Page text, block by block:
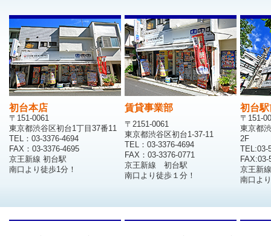
初台本店
〒151-0061
東京都渋谷区初台1丁目37番11
TEL：03-3376-4694
FAX：03-3376-4695
京王新線 初台駅
南口より徒歩1分！
賃貸事業部
〒2151-0061
東京都渋谷区初台1-37-11
TEL：03-3376-4694
FAX：03-3376-0771
京王新線 初台駅
南口より徒歩１分！
初台
〒151-
東京都
2F
TEL:03-
FAX:03-
京王新
南口よ